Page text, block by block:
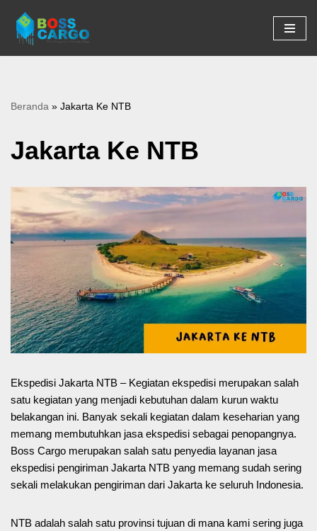
Lompat
ke
Beranda » Jakarta Ke NTB
Jakarta Ke NTB
Ekspedisi Jakarta NTB – Kegiatan ekspedisi merupakan salah
satu kegiatan yang menjadi kebutuhan dalam kurun waktu
belakangan ini. Banyak sekali kegiatan dalam keseharian yang
memang membutuhkan jasa ekspedisi sebagai penopangnya.
Boss Cargo merupakan salah satu penyedia layanan jasa
ekspedisi pengiriman Jakarta NTB yang memang sudah sering
sekali melakukan pengiriman dari Jakarta ke seluruh Indonesia.
NTB adalah salah satu provinsi tujuan di mana kami sering juga